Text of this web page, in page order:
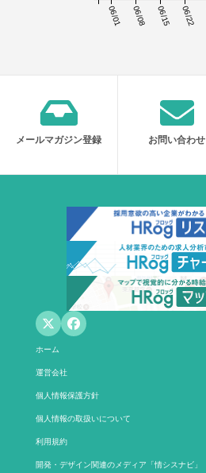
06/01 06/08 06/15 06/22
メールマガジン登録 お問い合わせ
ホーム
運営会社
個人情報保護方針
個人情報の取扱いについて
利用規約
開発・デザイン関連のメディア「情シスナビ」